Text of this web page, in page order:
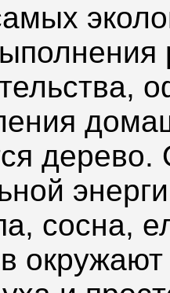
дерево.
сосна,